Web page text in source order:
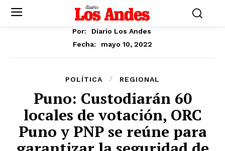
Por:
Diario Los Andes
Fecha:
mayo 10, 2022
POLÍTICA REGIONAL
Puno: Custodiarán 60
locales de votación, ORC
Puno y PNP se reúne para